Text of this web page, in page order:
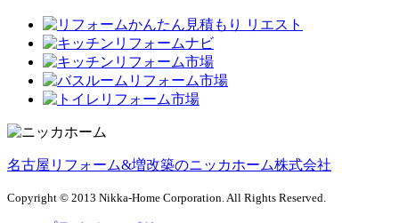
名古屋リフォーム&増改築のニッカホーム株式会社
Copyright © 2013 Nikka-Home Corporation. All Rights Reserved.